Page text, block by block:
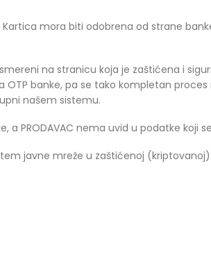
mora biti odobrena od strane
na stranicu koja je zaštićena i
banke, pa se tako kompletan
našem sistemu.
a PRODAVAC nema uvid u podatke koji
javne mreže u zaštićenoj